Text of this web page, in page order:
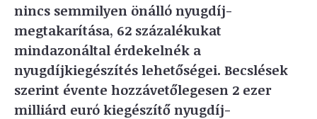
nincs semmilyen önálló nyugdíj-
megtakarítása, 62 százalékukat
mindazonáltal érdekelnék a
nyugdíjkiegészítés lehetőségei. Becslések
szerint évente hozzávetőlegesen 2 ezer
milliárd euró kiegészítő nyugdíj-